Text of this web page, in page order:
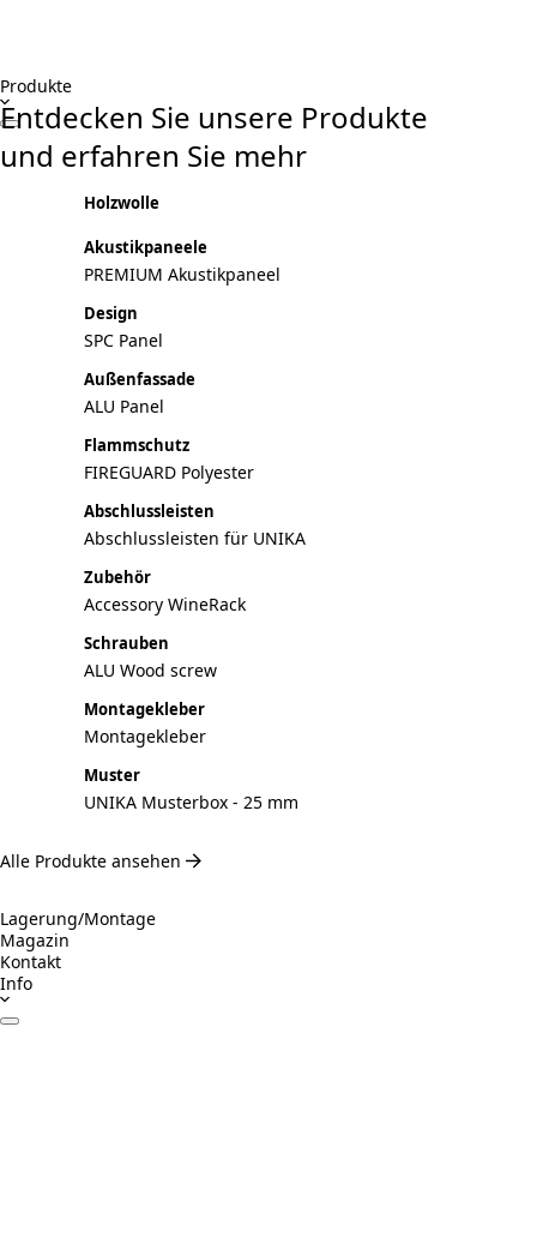
Produkte
Entdecken Sie unsere Produkte
und erfahren Sie mehr
Holzwolle
Akustikpaneele
PREMIUM Akustikpaneel
Design
SPC Panel
Außenfassade
ALU Panel
Flammschutz
FIREGUARD Polyester
Abschlussleisten
Abschlussleisten für UNIKA
Zubehör
Accessory WineRack
Schrauben
ALU Wood screw
Montagekleber
Montagekleber
Muster
UNIKA Musterbox - 25 mm
Alle Produkte ansehen
Lagerung/Montage
Magazin
Kontakt
Info